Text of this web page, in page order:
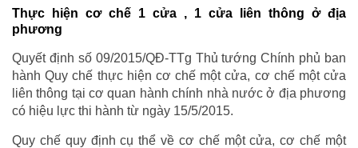
Thực hiện cơ chế 1 cửa , 1 cửa liên thông ở địa
phương
Quyết định số 09/2015/QĐ-TTg Thủ tướng Chính phủ ban
hành Quy chế thực hiện cơ chế một cửa, cơ chế một cửa
liên thông tại cơ quan hành chính nhà nước ở địa phương
có hiệu lực thi hành từ ngày 15/5/2015.
Quy chế quy định cụ thể về cơ chế một cửa, cơ chế một